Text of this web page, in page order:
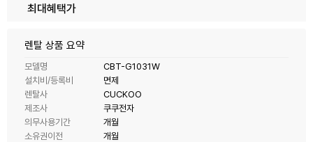
최대혜택가
렌탈 상품 요약
모델명
CBT-G1031W
설치비/등록비
면제
렌탈사
CUCKOO
제조사
쿠쿠전자
의무사용기간
개월
소유권이전
개월